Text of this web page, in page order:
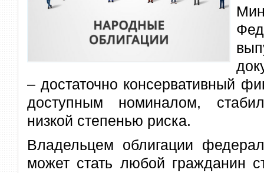
– достаточно консервативный
доступным номиналом,
низкой степенью риска.
Владельцем облигации
может стать любой гражданин